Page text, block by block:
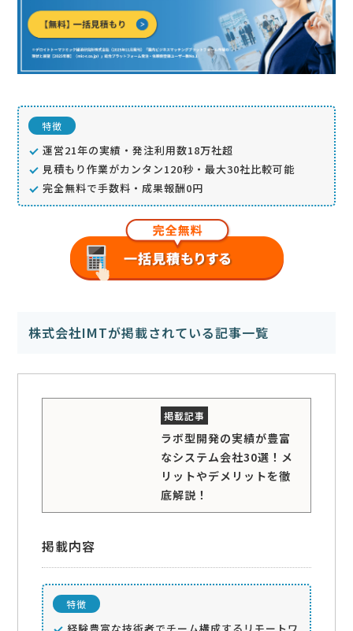
特徴
運営21年の実績・発注利用数18万社超
見積もり作業がカンタン120秒・最大30社比較可能
完全無料で手数料・成果報酬0円
株式会社IMTが掲載されている記事一覧
ラボ型開発の実績が豊富
なシステム会社30選！メ
リットやデメリットを徹
底解説！
掲載内容
特徴